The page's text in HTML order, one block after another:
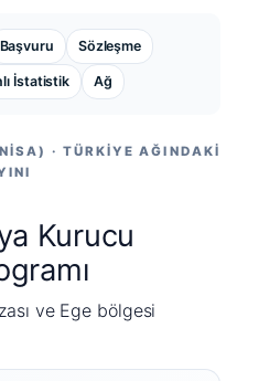
Başvuru Sözleşme
İstatistik Ağ
· TÜRKIYE AĞINDAKI
Kurucu
ve Ege bölgesi